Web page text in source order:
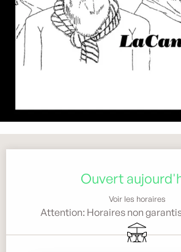
Ouvert
Voir les horaires
Attention: Horaires non
Terrasse